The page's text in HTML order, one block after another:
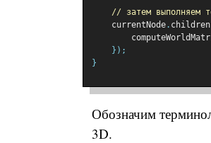
// затем выполняем
    currentNode
. children
});
}
Обозначим
3D.